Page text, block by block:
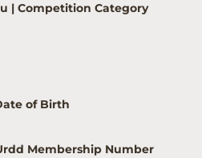
| Competition Category
of Birth
Membership Number